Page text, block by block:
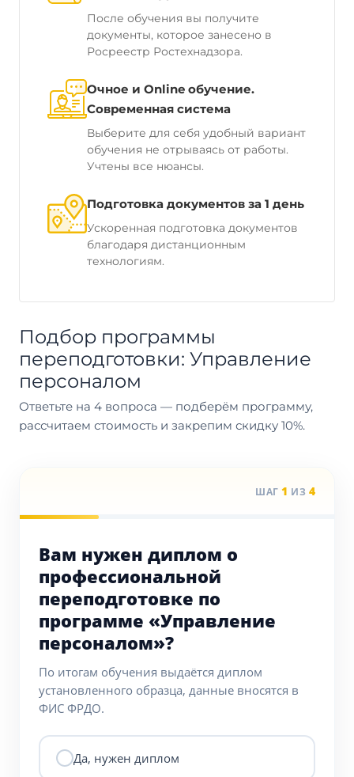
После обучения вы получите
документы, которое занесено в
Росреестр Ростехнадзора.
Очное и Online обучение.
Современная система
Выберите для себя удобный вариант
обучения не отрываясь от работы.
Учтены все нюансы.
Подготовка документов за 1 день
Ускоренная подготовка документов
благодаря дистанционным
технологиям.
Подбор программы
переподготовки: Управление
персоналом
Ответьте на 4 вопроса — подберём программу,
рассчитаем стоимость и закрепим скидку 10%.
ШАГ 1 ИЗ 4
Вам нужен диплом о
профессиональной
переподготовке по
программе «Управление
персоналом»?
По итогам обучения выдаётся диплом
установленного образца, данные вносятся в
ФИС ФРДО.
Да, нужен диплом